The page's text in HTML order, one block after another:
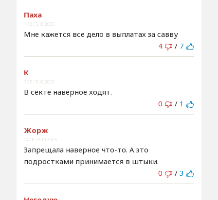
Паха
1:42 / 5.10.2025
Мне кажется все дело в выплатах за савву
4
/ 7
К
7:25 / 5.10.2025
В секте наверное ходят.
0
/ 1
Жорж
14:10 / 5.10.2025
Запрещала наверное что-то. А это
подростками принимается в штыки.
0
/ 3